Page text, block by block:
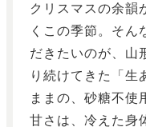
クリスマスの余韻
くこの季節。そん
だきたいのが、山
り続けてきた「生
ままの、砂糖不使
甘さは、冷えた身